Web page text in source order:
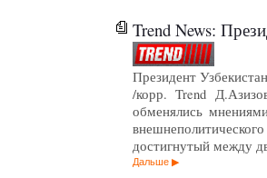
Trend News:
Президент
/корр. Trend
обменялись
достигнутый между
Дальше